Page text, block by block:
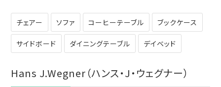
チェアー ソファ コーヒーテーブル ブックケース
サイドボード ダイニングテーブル デイベッド
Hans J.Wegner（ハンス・J・ウェグナー）